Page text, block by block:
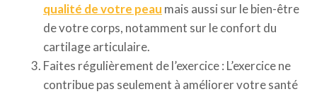
qualité de votre peau mais aussi sur le bien-être
de votre corps, notamment sur le confort du
cartilage articulaire.
Faites régulièrement de l’exercice : L’exercice ne
contribue pas seulement à améliorer votre santé